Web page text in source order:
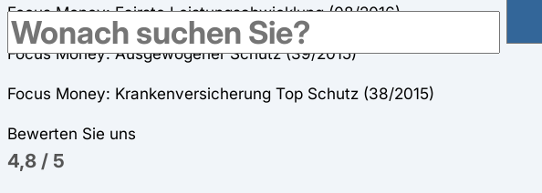
Focus Money: Fairste Leistungsabwicklung (08/2016)
Focus Money: Ausgewogener Schutz (39/2015)
Focus Money: Krankenversicherung Top Schutz (38/2015)
Bewerten Sie uns
4,8 / 5